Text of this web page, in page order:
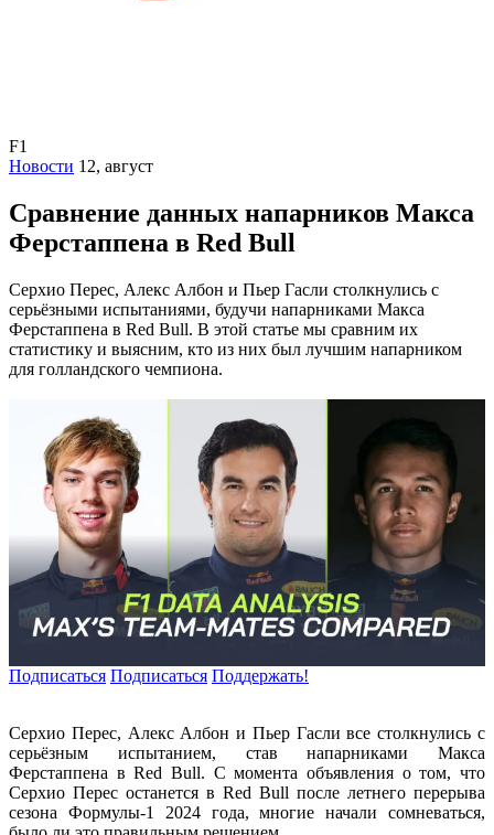
F1
Новости 12, август
Сравнение данных напарников Макса
Ферстаппена в Red Bull
Серхио Перес, Алекс Албон и Пьер Гасли столкнулись с
серьёзными испытаниями, будучи напарниками Макса
Ферстаппена в Red Bull. В этой статье мы сравним их
статистику и выясним, кто из них был лучшим напарником
для голландского чемпиона.
Подписаться Подписаться Поддержать!
Серхио Перес, Алекс Албон и Пьер Гасли все столкнулись с
серьёзным испытанием, став напарниками Макса
Ферстаппена в Red Bull. С момента объявления о том, что
Серхио Перес останется в Red Bull после летнего перерыва
сезона Формулы-1 2024 года, многие начали сомневаться,